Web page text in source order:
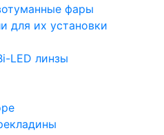
фары
для их установки
LED линзы